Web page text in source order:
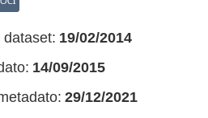
19/02/2014
14/09/2015
29/12/2021